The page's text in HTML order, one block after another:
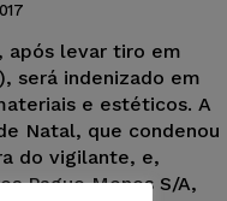
após levar tiro em
será indenizado em
e estéticos. A
Natal, que condenou
do vigilante, e,
Pague Menos S/A,